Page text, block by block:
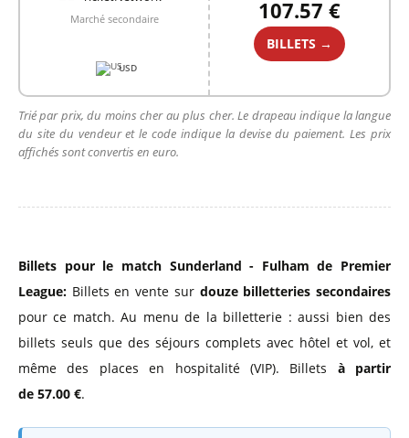
Marché secondaire
USD
107.57 €
BILLETS →
Trié par prix, du moins cher au plus cher. Le drapeau indique la langue
du site du vendeur et le code indique la devise du paiement. Les prix
affichés sont convertis en euro.
Billets pour le match Sunderland - Fulham de Premier
League: Billets en vente sur douze billetteries secondaires
pour ce match. Au menu de la billetterie : aussi bien des
billets seuls que des séjours complets avec hôtel et vol, et
même des places en hospitalité (VIP). Billets à partir
de 57.00 €.